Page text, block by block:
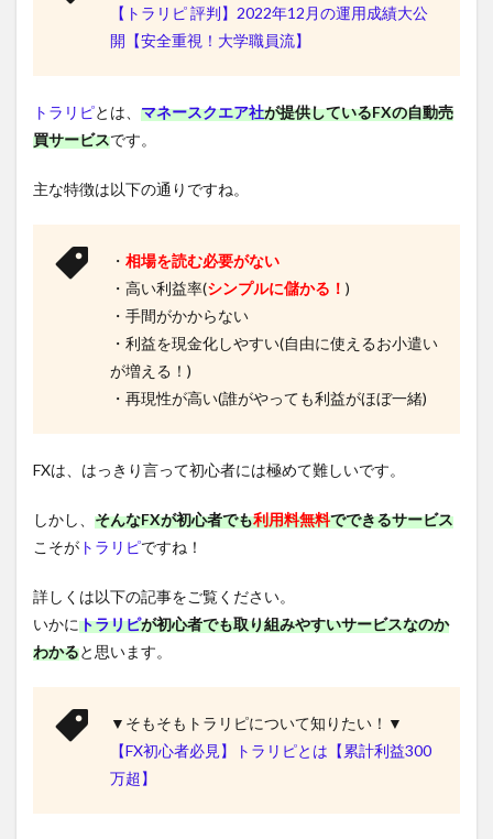
【トラリピ 評判】2022年12月の運用成績大公
開【安全重視！大学職員流】
トラリピとは、 マネースクエア社が提供しているFXの自動売
買サービスです。
主な特徴は以下の通りですね。
・ 相場を読む必要がない
・高い利益率(シンプルに儲かる！ )
・手間がかからない
・利益を現金化しやすい(自由に使えるお小遣い
が増える！)
・再現性が高い(誰がやっても利益がほぼ一緒)
FXは、はっきり言って初心者には極めて難しいです。
しかし、 そんなFXが初心者でも利用料無料でできるサービス
こそが トラリピですね！
詳しくは以下の記事をご覧ください。
いかにトラリピが初心者でも取り組みやすいサービスなのか
わかると思います。
▼そもそもトラリピについて知りたい！▼
【FX初心者必見】トラリピとは【累計利益300
万超】